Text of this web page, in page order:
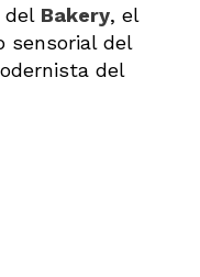
del Bakery, el
sensorial del
del